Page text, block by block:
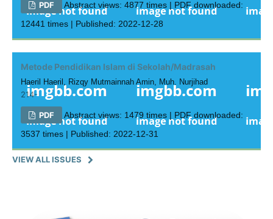
PDF
Abstract views: 4877 times | PDF downloaded:
12441 times | Published: 2022-12-28
Metode Pendidikan Islam di Sekolah/Madrasah
Haeril Haeril, Rizqy Mutmainnah Amin, Muh. Nurjihad
214-
PDF
Abstract views: 1479 times | PDF downloaded:
3537 times | Published: 2022-12-31
VIEW ALL ISSUES